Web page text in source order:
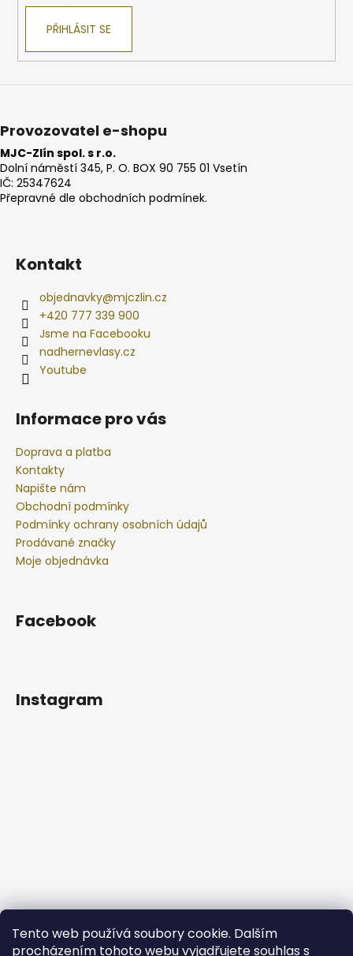
Tento web používá soubory cookie. Dalším
procházením tohoto webu vyjadřujete souhlas s
PŘIHLÁSIT SE
Provozovatel e-shopu
MJC-Zlín spol. s r.o.
Dolní náměstí 345, P. O. BOX 90 755 01 Vsetín
IČ: 25347624
Přepravné dle obchodních podmínek.
Kontakt
objednavky@mjczlin.cz
+420 777 339 900
Jsme na Facebooku
nadhernevlasy.cz
Youtube
Informace pro vás
Doprava a platba
Kontakty
Napište nám
Obchodní podmínky
Podmínky ochrany osobních údajů
Prodávané značky
Moje objednávka
Facebook
Instagram